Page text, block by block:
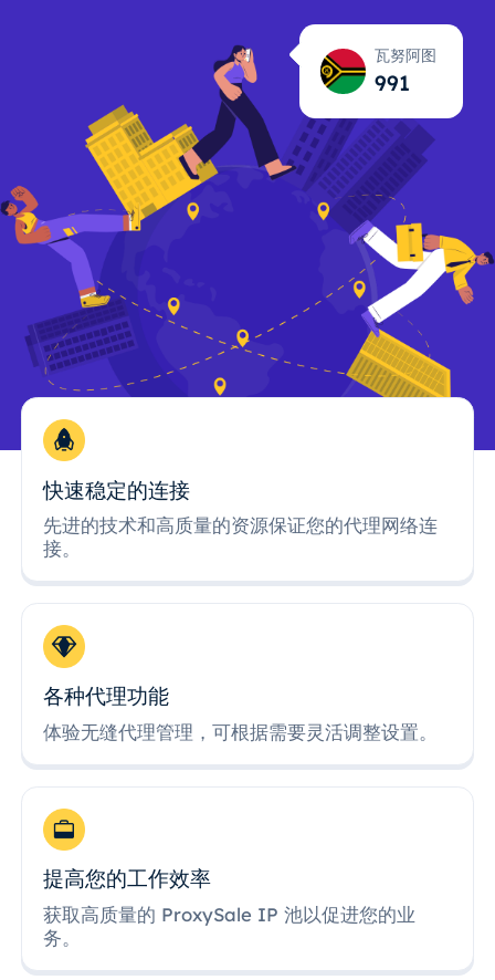
瓦努阿图
992
快速稳定的连接
先进的技术和高质量的资源保证您的代理网络连
接。
各种代理功能
体验无缝代理管理，可根据需要灵活调整设置。
提高您的工作效率
获取高质量的 ProxySale IP 池以促进您的业
务。